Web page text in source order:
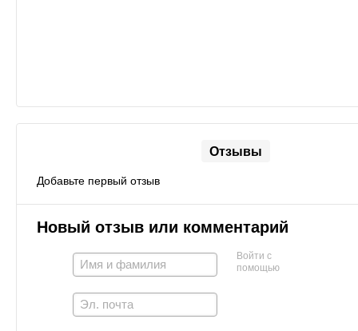
Отзывы
Добавьте первый отзыв
Новый отзыв или комментарий
Войти с
помощью